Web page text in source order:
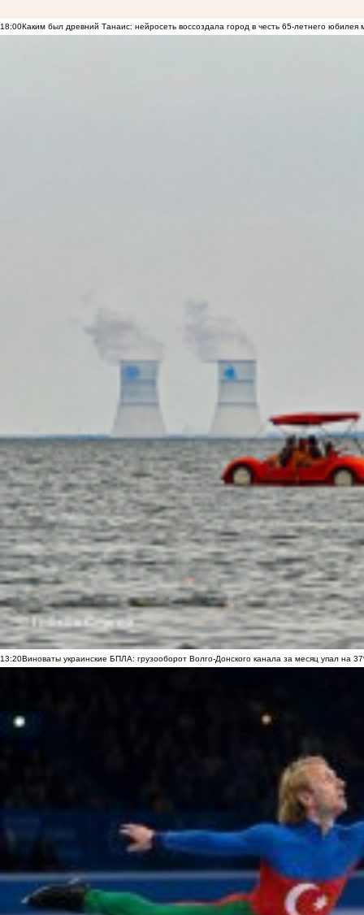
18:00Каким был древний Танаис: нейросеть воссоздала город в честь 65-летнего юбилея
13:20Виноваты украинские БПЛА: грузооборот Волго-Донского канала за месяц упал на